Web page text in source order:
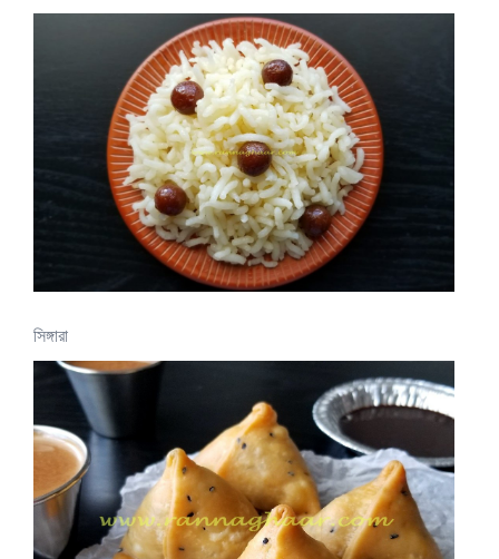
সিঙ্গারা